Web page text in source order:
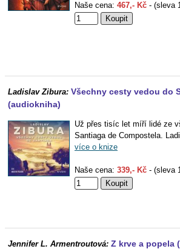
Naše cena: 467,- Kč - (sleva
Ladislav Zibura: Všechny cesty vedou do
(audiokniha)
Už přes tisíc let míří lidé ze
Santiaga de Compostela.
více o knize
Naše cena: 339,- Kč - (sleva
Jennifer L. Armentroutová: Z krve a popela